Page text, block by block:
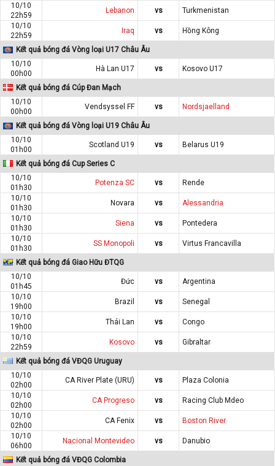
10/10
22h59
Lebanon vs
Turkmenistan
10/10
22h59
Iraq vs Hồng Kông
Kết quả bóng đá Vòng loại U17 Châu Âu
10/10
00h00
Hà Lan U17 vs Kosovo U17
Kết quả bóng đá Cúp Đan Mạch
10/10
00h00
Vendsyssel FF vs Nordsjaelland
Kết quả bóng đá Vòng loại U19 Châu Âu
10/10
01h00
Scotland U19 vs Belarus U19
Kết quả bóng đá Cup Series C
10/10
01h30
Potenza SC vs
Rende
10/10
01h30
Novara vs
Alessandria
10/10
01h30
Siena vs
Pontedera
10/10
01h30
SS Monopoli vs Virtus Francavilla
Kết quả bóng đá Giao Hữu ĐTQG
10/10
01h45
Đức vs
Argentina
10/10
19h00
Brazil vs
Senegal
10/10
19h00
Thái Lan vs
Congo
10/10
22h59
Kosovo vs Gibraltar
Kết quả bóng đá VĐQG Uruguay
10/10
02h00
CA River Plate (URU) vs
Plaza Colonia
10/10
02h00
CA Progreso vs
Racing Club Mdeo
10/10
02h00
CA Fenix vs
Boston River
10/10
06h00
Nacional Montevideo vs Danubio
Kết quả bóng đá VĐQG Colombia